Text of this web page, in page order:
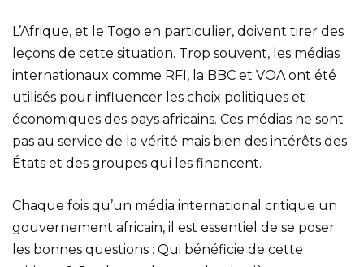
L’Afrique, et le Togo en particulier, doivent tirer des
leçons de cette situation. Trop souvent, les médias
internationaux comme RFI, la BBC et VOA ont été
utilisés pour influencer les choix politiques et
économiques des pays africains. Ces médias ne sont
pas au service de la vérité mais bien des intérêts des
États et des groupes qui les financent.
Chaque fois qu’un média international critique un
gouvernement africain, il est essentiel de se poser
les bonnes questions : Qui bénéficie de cette